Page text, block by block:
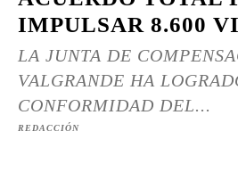
IMPULSAR 8.600
LA JUNTA DE
VALGRANDE HA
CONFORMIDAD DEL...
REDACCIÓN